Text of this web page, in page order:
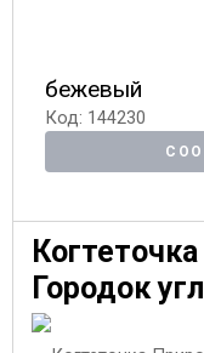
бежевый
Код: 144230
Городок